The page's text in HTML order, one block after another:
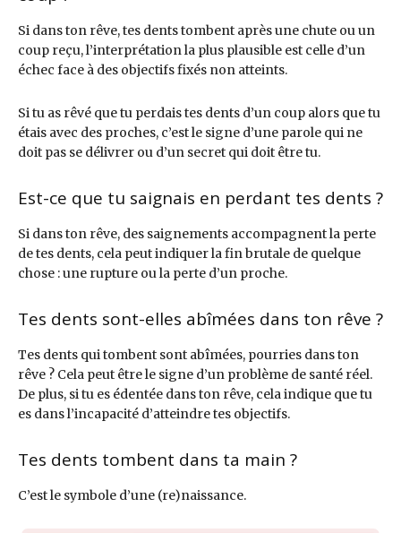
Si dans ton rêve, tes dents tombent après une chute ou un
coup reçu, l’interprétation la plus plausible est celle d’un
échec face à des objectifs fixés non atteints.
Si tu as rêvé que tu perdais tes dents d’un coup alors que tu
étais avec des proches, c’est le signe d’une parole qui ne
doit pas se délivrer ou d’un secret qui doit être tu.
Est-ce que tu saignais en perdant tes dents ?
Si dans ton rêve, des saignements accompagnent la perte
de tes dents, cela peut indiquer la fin brutale de quelque
chose : une rupture ou la perte d’un proche.
Tes dents sont-elles abîmées dans ton rêve ?
Tes dents qui tombent sont abîmées, pourries dans ton
rêve ? Cela peut être le signe d’un problème de santé réel.
De plus, si tu es édentée dans ton rêve, cela indique que tu
es dans l’incapacité d’atteindre tes objectifs.
Tes dents tombent dans ta main ?
C’est le symbole d’une (re)naissance.